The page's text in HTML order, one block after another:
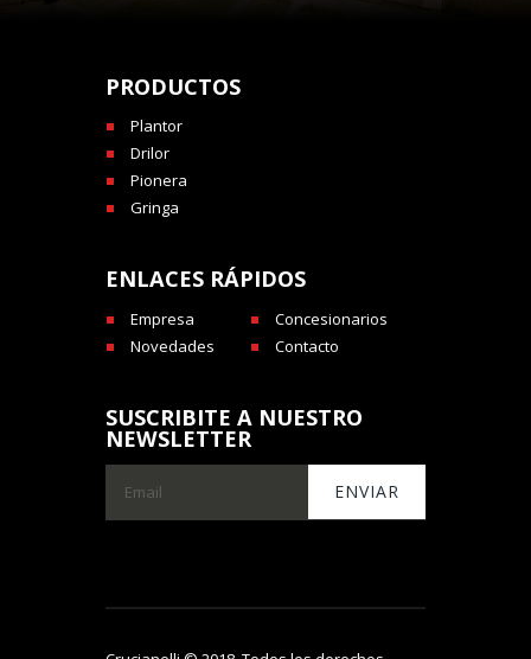
PRODUCTOS
Plantor
Drilor
Pionera
Gringa
ENLACES RÁPIDOS
Empresa
Concesionarios
Novedades
Contacto
SUSCRIBITE A NUESTRO
NEWSLETTER